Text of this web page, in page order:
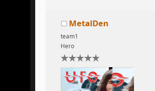
MetalDen
team1
Hero